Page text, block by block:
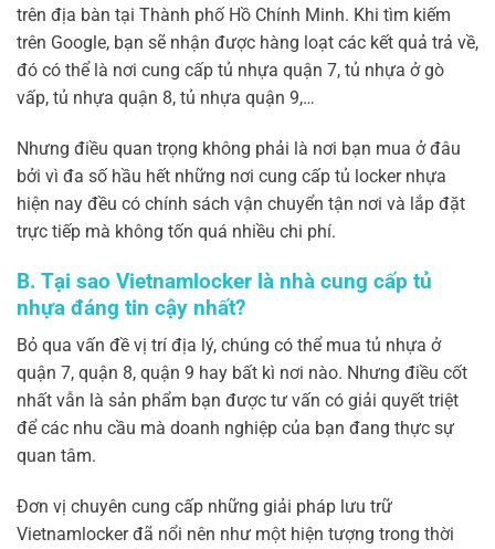
trên địa bàn tại Thành phố Hồ Chính Minh. Khi tìm kiếm
trên Google, bạn sẽ nhận được hàng loạt các kết quả trả về,
đó có thể là nơi cung cấp tủ nhựa quận 7, tủ nhựa ở gò
vấp, tủ nhựa quận 8, tủ nhựa quận 9,…
Nhưng điều quan trọng không phải là nơi bạn mua ở đâu
bởi vì đa số hầu hết những nơi cung cấp tủ locker nhựa
hiện nay đều có chính sách vận chuyển tận nơi và lắp đặt
trực tiếp mà không tốn quá nhiều chi phí.
B. Tại sao Vietnamlocker là nhà cung cấp tủ
nhựa đáng tin cậy nhất?
Bỏ qua vấn đề vị trí địa lý, chúng có thể mua tủ nhựa ở
quận 7, quận 8, quận 9 hay bất kì nơi nào. Nhưng điều cốt
nhất vẫn là sản phẩm bạn được tư vấn có giải quyết triệt
để các nhu cầu mà doanh nghiệp của bạn đang thực sự
quan tâm.
Đơn vị chuyên cung cấp những giải pháp lưu trữ
Vietnamlocker đã nổi nên như một hiện tượng trong thời